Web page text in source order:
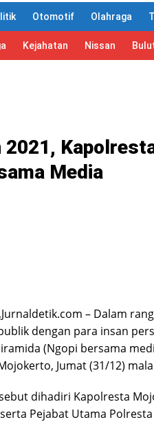
Otomotif Olahraga
Kejahatan Nissan
2021,
Media
– Dalam
dengan para insan
(Ngopi bersama
Jumat (31/12)
dihadiri Kapolresta
Pejabat Utama